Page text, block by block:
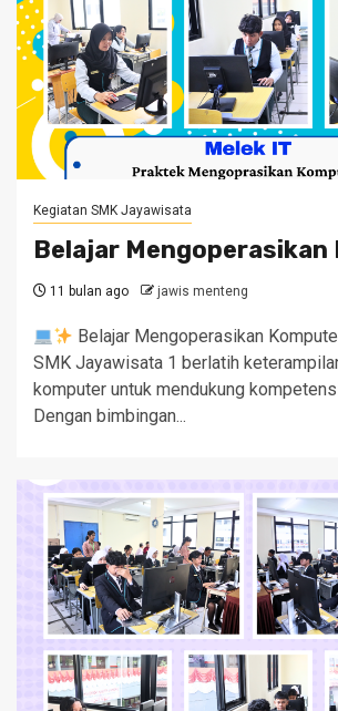
Kegiatan SMK Jayawisata
Belajar Mengoperasikan
11 bulan ago jawis menteng
Belajar Mengoperasikan
SMK Jayawisata 1 berlatih
komputer untuk mendukung
Dengan bimbingan...